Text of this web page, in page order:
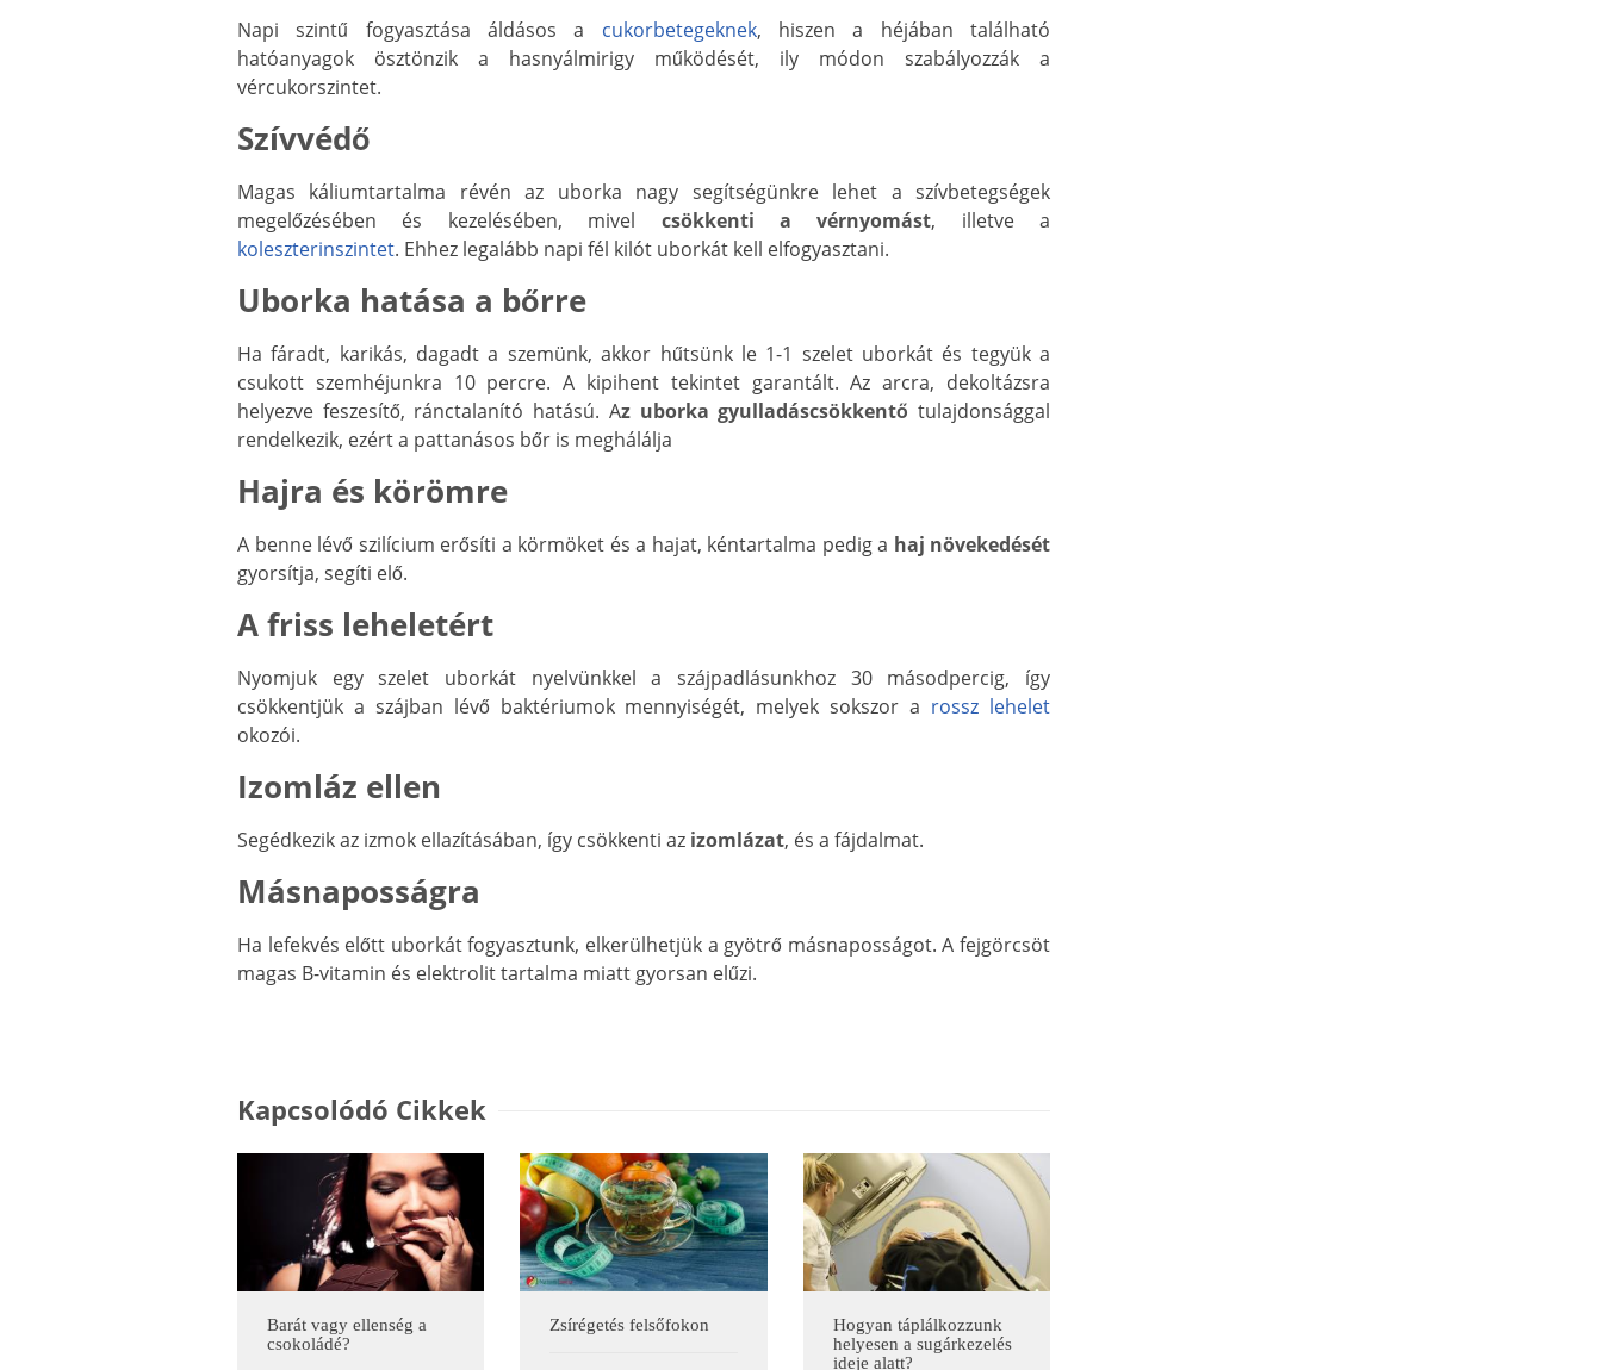
Napi szintű fogyasztása áldásos a cukorbetegeknek, hiszen a héjában található
hatóanyagok ösztönzik a hasnyálmirigy működését, ily módon szabályozzák a
vércukorszintet.
Szívvédő
Magas káliumtartalma révén az uborka nagy segítségünkre lehet a szívbetegségek
megelőzésében és kezelésében, mivel csökkenti a vérnyomást, illetve a
koleszterinszintet. Ehhez legalább napi fél kilót uborkát kell elfogyasztani.
Uborka hatása a bőrre
Ha fáradt, karikás, dagadt a szemünk, akkor hűtsünk le 1-1 szelet uborkát és tegyük a
csukott szemhéjunkra 10 percre. A kipihent tekintet garantált. Az arcra, dekoltázsra
helyezve feszesítő, ránctalanító hatású. Az uborka gyulladáscsökkentőtulajdonsággal
rendelkezik, ezért a pattanásos bőr is meghálálja
Hajra és körömre
A benne lévő szilícium erősíti a körmöket és a hajat, kéntartalma pedig a haj növekedését
gyorsítja, segíti elő.
A friss leheletért
Nyomjuk egy szelet uborkát nyelvünkkel a szájpadlásunkhoz 30 másodpercig, így
csökkentjük a szájban lévő baktériumok mennyiségét, melyek sokszor a rossz lehelet
okozói.
Izomláz ellen
Segédkezik az izmok ellazításában, így csökkenti az izomlázat, és a fájdalmat.
Másnaposságra
Ha lefekvés előtt uborkát fogyasztunk, elkerülhetjük a gyötrő másnaposságot. A fejgörcsöt
magas B-vitamin és elektrolit tartalma miatt gyorsan elűzi.
Kapcsolódó Cikkek
Barát vagy ellenség a
csokoládé?
Zsírégetés felsőfokon
Hogyan táplálkozzunk
helyesen a sugárkezelés
ideje alatt?